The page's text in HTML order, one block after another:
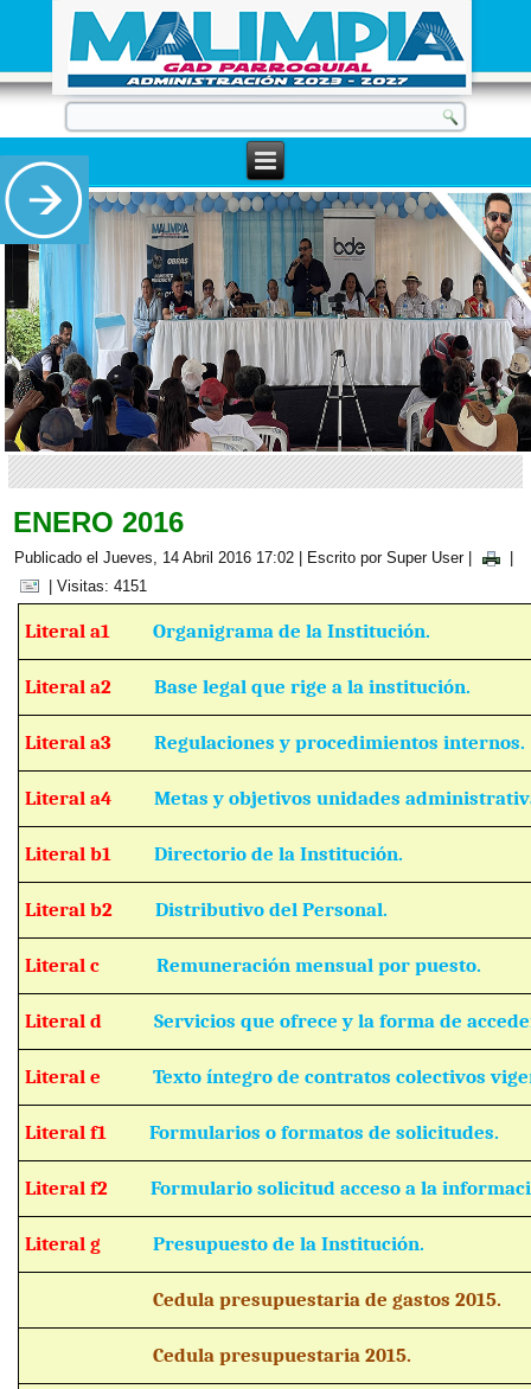
ENERO 2016
Publicado el Jueves, 14 Abril 2016 17:02 Escrito por Super User|
| Visitas: 4151
Literal a1 Organigrama de la Institución.
Literal a2 Base legal que rige a la institución.
Literal a3 Regulaciones y procedimientos internos.
Literal a4 Metas y objetivos unidades
Literal b1 Directorio de la Institución.
Literal b2 Distributivo del Personal.
Literal c Remuneración mensual por puesto.
Literal d Servicios que ofrece y la forma de
Literal e Texto íntegro de contratos colectivos
Literal f1 Formularios o formatos de solicitudes.
Literal f2 Formulario solicitud acceso a la
Literal g Presupuesto de la Institución.
Cedula presupuestaria de gastos
Cedula presupuestaria 2015.